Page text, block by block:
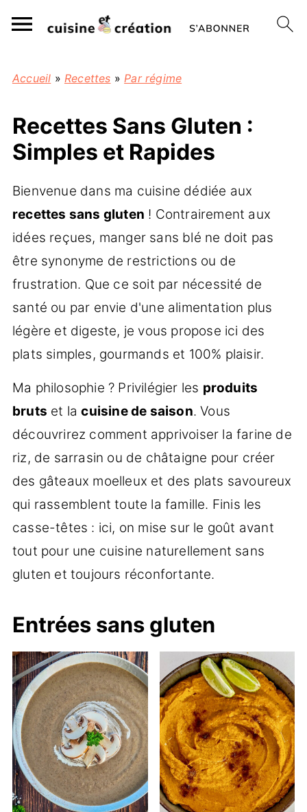
Accueil » Recettes »Par régime
Recettes Sans Gluten :
Simples et Rapides
Bienvenue dans ma cuisine dédiée aux
recettes sans gluten ! Contrairement aux
idées reçues, manger sans blé ne doit pas
être synonyme de restrictions ou de
frustration. Que ce soit par nécessité de
santé ou par envie d'une alimentation plus
légère et digeste, je vous propose ici des
plats simples, gourmands et 100% plaisir.
Ma philosophie ? Privilégier les produits
bruts et lacuisine de saison. Vous
découvrirez comment apprivoiser la farine de
riz, de sarrasin ou de châtaigne pour créer
des gâteaux moelleux et des plats savoureux
qui rassemblent toute la famille. Finis les
casse-têtes : ici, on mise sur le goût avant
tout pour une cuisine naturellement sans
gluten et toujours réconfortante.
Entrées sans gluten